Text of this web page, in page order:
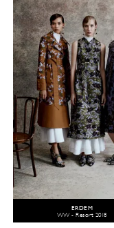
ERDEM
WW - Resort 2018